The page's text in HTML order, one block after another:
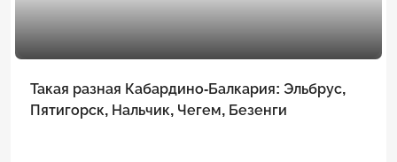
Такая разная Кабардино-Балкария: Эльбрус,
Пятигорск, Нальчик, Чегем, Безенги